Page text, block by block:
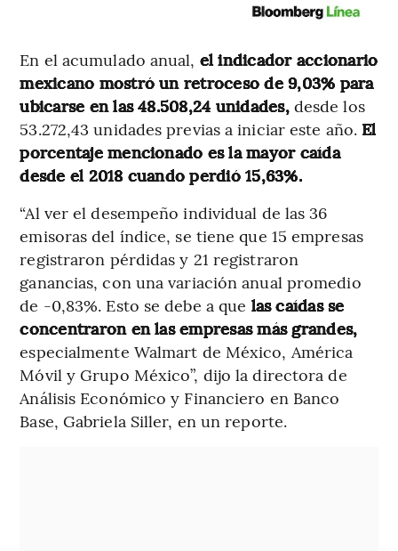
En el acumulado anual, el indicador accionario
mexicano mostró un retroceso de 9,03% para
ubicarse en las 48.508,24 unidades,desde los
53.272,43 unidades previas a iniciar este año. El
porcentaje mencionado es la mayor caída
desde el 2018 cuando perdió 15,63%.
“Al ver el desempeño individual de las 36
emisoras del índice, se tiene que 15 empresas
registraron pérdidas y 21 registraron
ganancias, con una variación anual promedio
de -0,83%. Esto se debe a que las caídas se
concentraron en las empresas más grandes,
especialmente Walmart de México, América
Móvil y Grupo México”, dijo la directora de
Análisis Económico y Financiero en Banco
Base, Gabriela Siller, en un reporte.